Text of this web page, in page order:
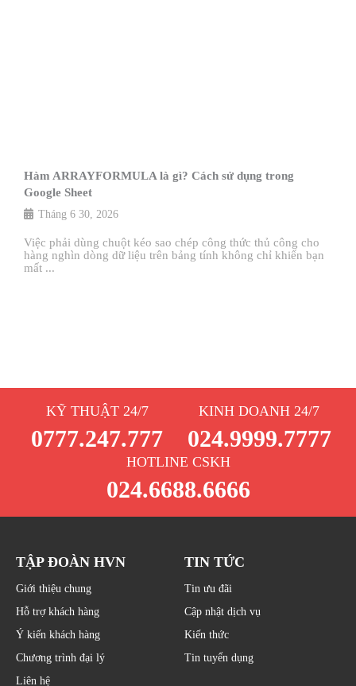
Hàm ARRAYFORMULA là gì? Cách sử dụng trong
Google Sheet
Tháng 6 30, 2026
Việc phải dùng chuột kéo sao chép công thức thủ công cho
hàng nghìn dòng dữ liệu trên bảng tính không chỉ khiến bạn
mất ...
KỸ THUẬT 24/7
0777.247.777
KINH DOANH 24/7
024.9999.7777
HOTLINE CSKH
024.6688.6666
TẬP ĐOÀN HVN
Giới thiệu chung
Hỗ trợ khách hàng
Ý kiến khách hàng
Chương trình đại lý
Liên hệ
TIN TỨC
Tin ưu đãi
Cập nhật dịch vụ
Kiến thức
Tin tuyển dụng